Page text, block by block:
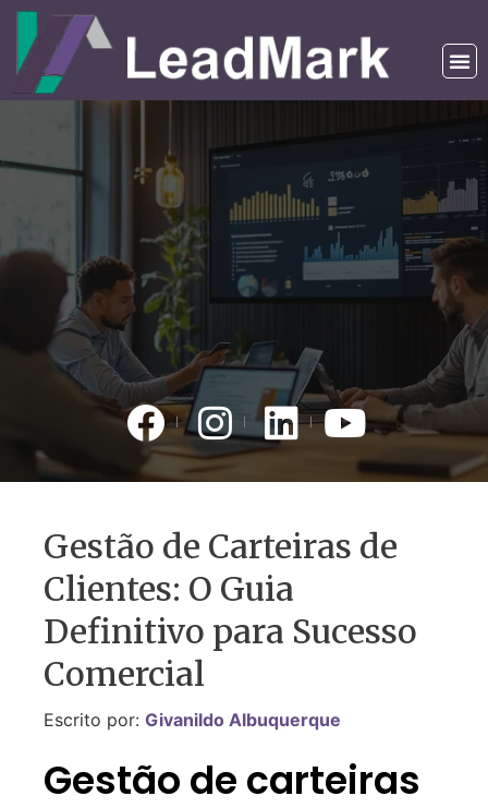
Gestão de Carteiras de
Clientes: O Guia
Definitivo para Sucesso
Comercial
Escrito por: Givanildo Albuquerque
Gestão de carteiras